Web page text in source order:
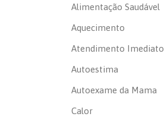
Alimentação Saudável
Aquecimento
Atendimento Imediato
Autoestima
Autoexame da Mama
Calor